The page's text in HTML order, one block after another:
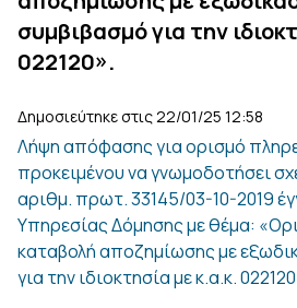
συμβιβασμό για την
022120».
Δημοσιεύτηκε στις 22/01/25 12:58
Λήψη απόφασης για ορισμό
προκειμένου να γνωμοδοτήσει
αριθμ. πρωτ. 33145/03-10-2019
Υπηρεσίας Δόμησης με θέμα:
καταβολή αποζημίωσης με
για την ιδιοκτησία με κ.α.κ.